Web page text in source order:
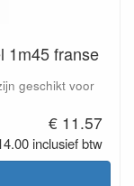
1m45 franse
geschikt voor
€ 11.57
inclusief btw